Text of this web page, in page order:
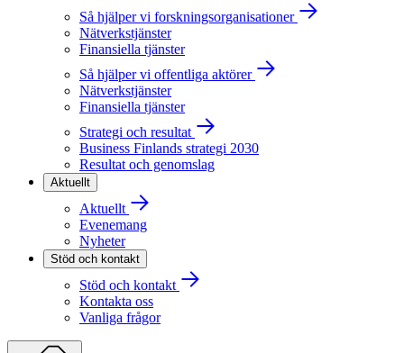
Så hjälper vi forskningsorganisationer
Nätverkstjänster
Finansiella tjänster
Så hjälper vi offentliga aktörer
Nätverkstjänster
Finansiella tjänster
Strategi och resultat
Business Finlands strategi 2030
Resultat och genomslag
Aktuellt
Aktuellt
Evenemang
Nyheter
Stöd och kontakt
Stöd och kontakt
Kontakta oss
Vanliga frågor